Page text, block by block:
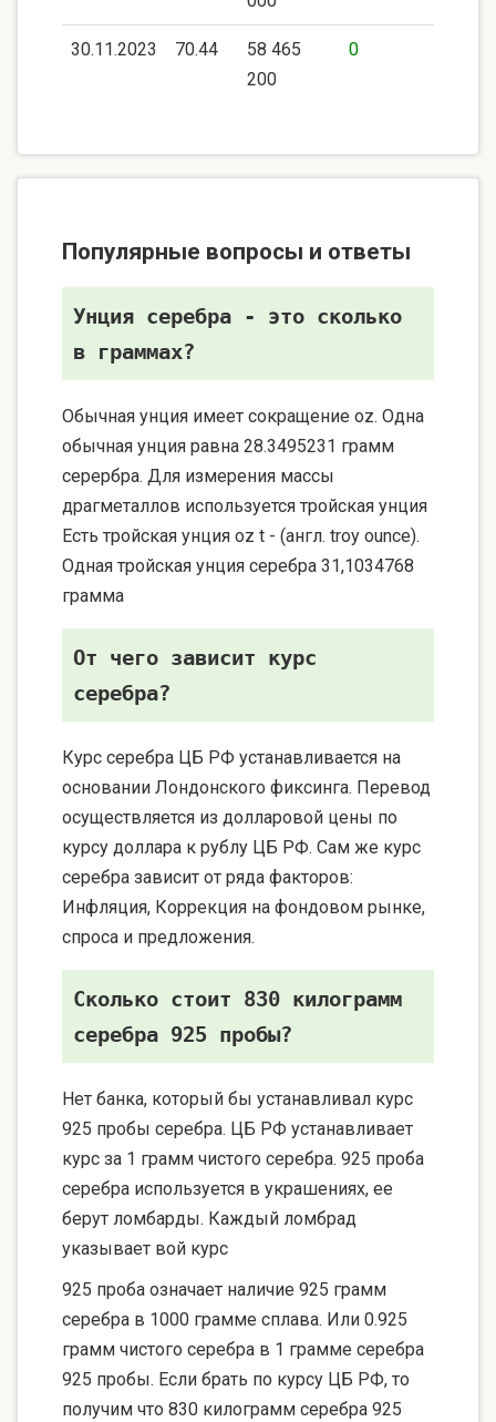
30.11.2023 70.44
58 465
200
0
Популярные вопросы и ответы
Унция серебра - это сколько
в граммах?
Обычная унция имеет сокращение oz. Одна
обычная унция равна 28.3495231 грамм
серербра. Для измерения массы
драгметаллов используется тройская унция
Есть тройская унция oz t - (англ. troy ounce).
Одная тройская унция серебра 31,1034768
грамма
От чего зависит курс
серебра?
Курс серебра ЦБ РФ устанавливается на
основании Лондонского фиксинга. Перевод
осуществляется из долларовой цены по
курсу доллара к рублу ЦБ РФ. Сам же курс
серебра зависит от ряда факторов:
Инфляция, Коррекция на фондовом рынке,
спроса и предложения.
Сколько стоит 830 килограмм
серебра 925 пробы?
Нет банка, который бы устанавливал курс
925 пробы серебра. ЦБ РФ устанавливает
курс за 1 грамм чистого серебра. 925 проба
серебра используется в украшениях, ее
берут ломбарды. Каждый ломбрад
указывает вой курс
925 проба означает наличие 925 грамм
серебра в 1000 грамме сплава. Или 0.925
грамм чистого серебра в 1 грамме серебра
925 пробы. Если брать по курсу ЦБ РФ, то
получим что 830 килограмм серебра 925